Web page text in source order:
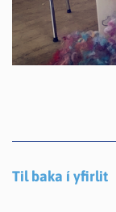
Til baka í yfirlit